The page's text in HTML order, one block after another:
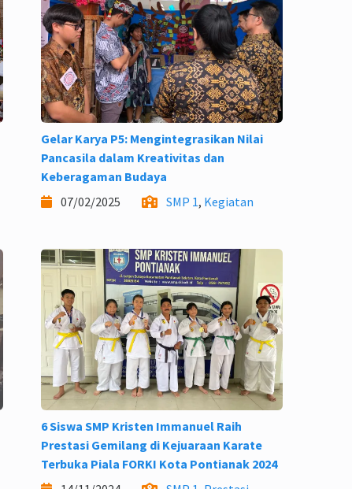
Gelar Karya P5: Mengintegrasikan Nilai
Pancasila dalam Kreativitas dan
Keberagaman Budaya
07/02/2025
SMP 1, Kegiatan
6 Siswa SMP Kristen Immanuel Raih
Prestasi Gemilang di Kejuaraan Karate
Terbuka Piala FORKI Kota Pontianak 2024